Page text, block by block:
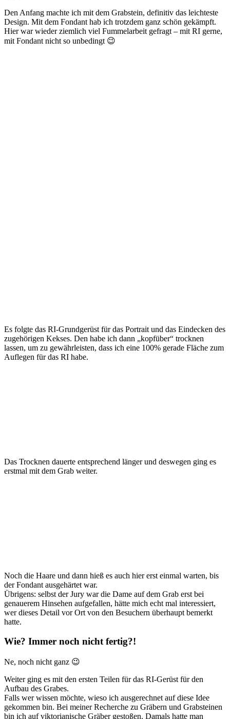
Den Anfang machte ich mit dem Grabstein, definitiv das leichteste
Design. Mit dem Fondant hab ich trotzdem ganz schön gekämpft.
Hier war wieder ziemlich viel Fummelarbeit gefragt – mit RI gerne,
mit Fondant nicht so unbedingt 😉
Es folgte das RI-Grundgerüst für das Portrait und das Eindecken des
zugehörigen Kekses. Den habe ich dann „kopfüber“ trocknen
lassen, um zu gewährleisten, dass ich eine 100% gerade Fläche zum
Auflegen für das RI habe.
Das Trocknen dauerte entsprechend länger und deswegen ging es
erstmal mit dem Grab weiter.
Noch die Haare und dann hieß es auch hier erst einmal warten, bis
der Fondant ausgehärtet war.
Übrigens: selbst der Jury war die Dame auf dem Grab erst bei
genauerem Hinsehen aufgefallen, hätte mich echt mal interessiert,
wer dieses Detail vor Ort von den Besuchern überhaupt bemerkt
hatte.
Wie? Immer noch nicht fertig?!
Ne, noch nicht ganz 😉
Weiter ging es mit den ersten Teilen für das RI-Gerüst für den
Aufbau des Grabes.
Falls wer wissen möchte, wieso ich ausgerechnet auf diese Idee
gekommen bin. Bei meiner Recherche zu Gräbern und Grabsteinen
bin ich auf viktorianische Gräber gestoßen. Damals hatte man